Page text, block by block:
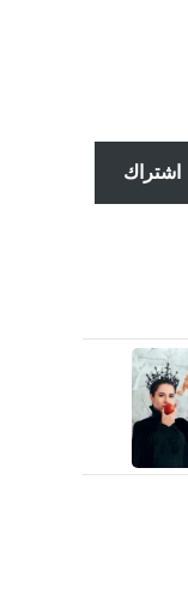
اشتراك